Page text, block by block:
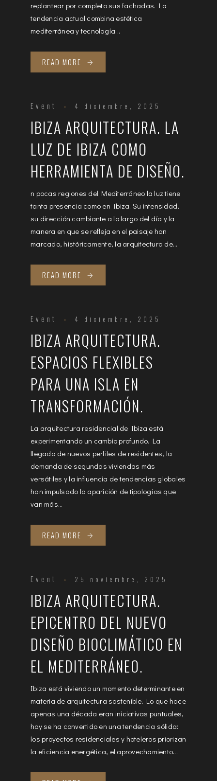
replantear por completo sus fachadas. La
tendencia actual combina estética
mediterránea y tecnología...
READ MORE
Event 4 diciembre, 2025
IBIZA ARQUITECTURA. LA
LUZ DE IBIZA COMO
HERRAMIENTA DE DISEÑO.
n pocas regiones del Mediterráneo la luz tiene
tanta presencia como en Ibiza. Su intensidad,
su dirección cambiante a lo largo del día y la
manera en que se refleja en el paisaje han
marcado, históricamente, la arquitectura de...
READ MORE
Event 4 diciembre, 2025
IBIZA ARQUITECTURA.
ESPACIOS FLEXIBLES
PARA UNA ISLA EN
TRANSFORMACIÓN.
La arquitectura residencial de Ibiza está
experimentando un cambio profundo. La
llegada de nuevos perfiles de residentes, la
demanda de segundas viviendas más
versátiles y la influencia de tendencias globales
han impulsado la aparición de tipologías que
van más...
READ MORE
Event 25 noviembre, 2025
IBIZA ARQUITECTURA.
EPICENTRO DEL NUEVO
DISEÑO BIOCLIMÁTICO EN
EL MEDITERRÁNEO.
Ibiza está viviendo un momento determinante en
materia de arquitectura sostenible. Lo que hace
apenas una década eran iniciativas puntuales,
hoy se ha convertido en una tendencia sólida:
los proyectos residenciales y hoteleros priorizan
la eficiencia energética, el aprovechamiento...